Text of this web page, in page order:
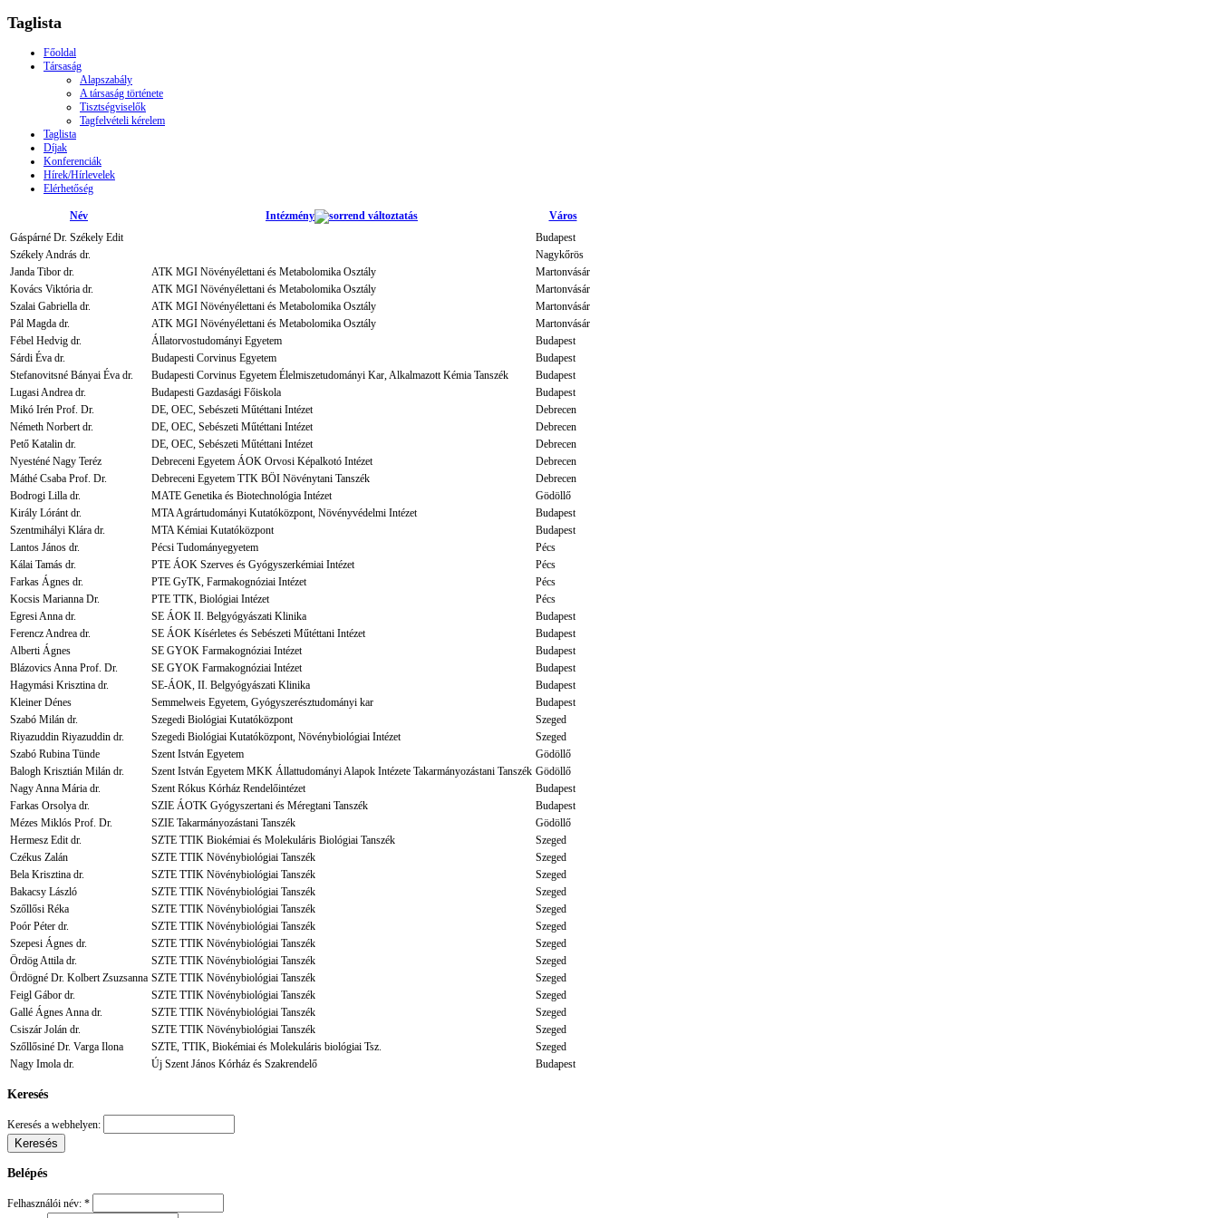
Taglista
Főoldal
Társaság
Alapszabály
A társaság története
Tisztségviselők
Tagfelvételi kérelem
Taglista
Díjak
Konferenciák
Hírek/Hírlevelek
Elérhetőség
Név Intézmény
Város
Gáspárné Dr. Székely Edit
Budapest
Székely András dr.
Nagykőrös
Janda Tibor dr.
ATK MGI Növényélettani és Metabolomika Osztály
Martonvásár
Kovács Viktória dr.
ATK MGI Növényélettani és Metabolomika Osztály
Martonvásár
Szalai Gabriella dr.
ATK MGI Növényélettani és Metabolomika Osztály
Martonvásár
Pál Magda dr.
ATK MGI Növényélettani és Metabolomika Osztály
Martonvásár
Fébel Hedvig dr.
Állatorvostudományi Egyetem
Budapest
Sárdi Éva dr.
Budapesti Corvinus Egyetem
Budapest
Stefanovitsné Bányai Éva dr.
Budapesti Corvinus Egyetem Élelmiszetudományi Kar, Alkalmazott Kémia Tanszék
Budapest
Lugasi Andrea dr.
Budapesti Gazdasági Főiskola
Budapest
Mikó Irén Prof. Dr.
DE, OEC, Sebészeti Műtéttani Intézet
Debrecen
Németh Norbert dr.
DE, OEC, Sebészeti Műtéttani Intézet
Debrecen
Pető Katalin dr.
DE, OEC, Sebészeti Műtéttani Intézet
Debrecen
Nyesténé Nagy Teréz
Debreceni Egyetem ÁOK Orvosi Képalkotó Intézet
Debrecen
Máthé Csaba Prof. Dr.
Debreceni Egyetem TTK BÖI Növénytani Tanszék
Debrecen
Bodrogi Lilla dr.
MATE Genetika és Biotechnológia Intézet
Gödöllő
Király Lóránt dr.
MTA Agrártudományi Kutatóközpont, Növényvédelmi Intézet
Budapest
Szentmihályi Klára dr.
MTA Kémiai Kutatóközpont
Budapest
Lantos János dr.
Pécsi Tudományegyetem
Pécs
Kálai Tamás dr.
PTE ÁOK Szerves és Gyógyszerkémiai Intézet
Pécs
Farkas Ágnes dr.
PTE GyTK, Farmakognóziai Intézet
Pécs
Kocsis Marianna Dr.
PTE TTK, Biológiai Intézet
Pécs
Egresi Anna dr.
SE ÁOK II. Belgyógyászati Klinika
Budapest
Ferencz Andrea dr.
SE ÁOK Kísérletes és Sebészeti Műtéttani Intézet
Budapest
Alberti Ágnes
SE GYOK Farmakognóziai Intézet
Budapest
Blázovics Anna Prof. Dr.
SE GYOK Farmakognóziai Intézet
Budapest
Hagymási Krisztina dr.
SE-ÁOK, II. Belgyógyászati Klinika
Budapest
Kleiner Dénes
Semmelweis Egyetem, Gyógyszerésztudományi kar
Budapest
Szabó Milán dr.
Szegedi Biológiai Kutatóközpont
Szeged
Riyazuddin Riyazuddin dr.
Szegedi Biológiai Kutatóközpont, Növénybiológiai Intézet
Szeged
Szabó Rubina Tünde
Szent István Egyetem
Gödöllő
Balogh Krisztián Milán dr.
Szent István Egyetem MKK Állattudományi Alapok Intézete Takarmányozástani Tanszék Gödöllő
Nagy Anna Mária dr.
Szent Rókus Kórház Rendelőintézet
Budapest
Farkas Orsolya dr.
SZIE ÁOTK Gyógyszertani és Méregtani Tanszék
Budapest
Mézes Miklós Prof. Dr.
SZIE Takarmányozástani Tanszék
Gödöllő
Hermesz Edit dr.
SZTE TTIK Biokémiai és Molekuláris Biológiai Tanszék
Szeged
Czékus Zalán
SZTE TTIK Növénybiológiai Tanszék
Szeged
Bela Krisztina dr.
SZTE TTIK Növénybiológiai Tanszék
Szeged
Bakacsy László
SZTE TTIK Növénybiológiai Tanszék
Szeged
Szőllősi Réka
SZTE TTIK Növénybiológiai Tanszék
Szeged
Poór Péter dr.
SZTE TTIK Növénybiológiai Tanszék
Szeged
Szepesi Ágnes dr.
SZTE TTIK Növénybiológiai Tanszék
Szeged
Ördög Attila dr.
SZTE TTIK Növénybiológiai Tanszék
Szeged
Ördögné Dr. Kolbert Zsuzsanna SZTE TTIK Növénybiológiai Tanszék
Szeged
Feigl Gábor dr.
SZTE TTIK Növénybiológiai Tanszék
Szeged
Gallé Ágnes Anna dr.
SZTE TTIK Növénybiológiai Tanszék
Szeged
Csiszár Jolán dr.
SZTE TTIK Növénybiológiai Tanszék
Szeged
Szőllősiné Dr. Varga Ilona
SZTE, TTIK, Biokémiai és Molekuláris biológiai Tsz.
Szeged
Nagy Imola dr.
Új Szent János Kórház és Szakrendelő Budapest
Keresés
Keresés a webhelyen:
Belépés
Felhasználói név: *